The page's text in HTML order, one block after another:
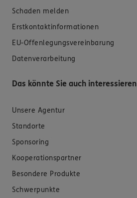
Schaden melden
Erstkontaktinformationen
EU-Offenlegungsvereinbarung
Datenverarbeitung
Das könnte Sie auch interessieren
Unsere Agentur
Standorte
Sponsoring
Kooperationspartner
Besondere Produkte
Schwerpunkte